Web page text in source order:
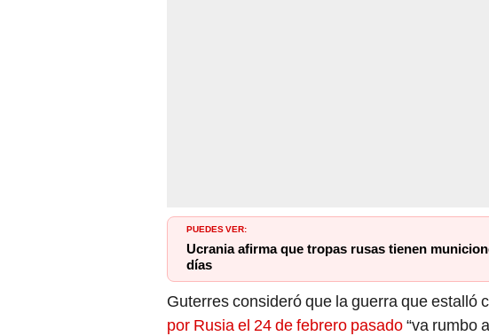
PUEDES VER:
Ucrania afirma que tropas rusas tienen
días
Guterres consideró que la guerra que estalló
por Rusia el 24 de febrero pasado“va rumbo